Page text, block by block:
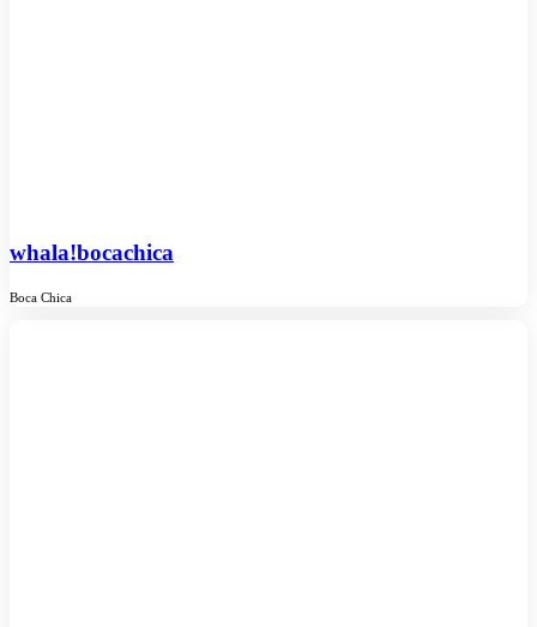
whala!bocachica
Boca Chica